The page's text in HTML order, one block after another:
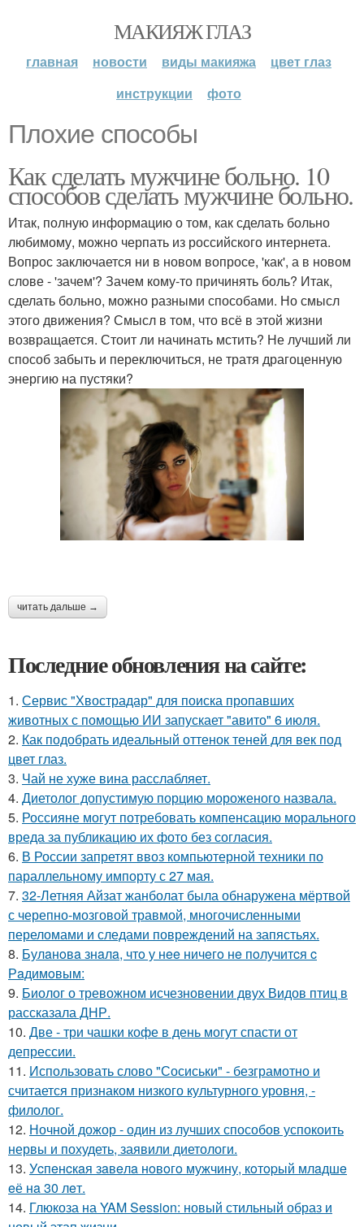
МАКИЯЖ ГЛАЗ
главная новости виды макияжа
цвет глаз
инструкции
фото
Плохие способы
Как сделать мужчине больно. 10
способов сделать мужчине больно.
Итак, полную информацию о том, как сделать больно
любимому, можно черпать из российского интернета.
Вопрос заключается ни в новом вопросе, 'как', а в новом
слове - 'зачем'? Зачем кому-то причинять боль? Итак,
сделать больно, можно разными способами. Но смысл
этого движения? Смысл в том, что всё в этой жизни
возвращается. Стоит ли начинать мстить? Не лучший ли
способ забыть и переключиться, не тратя драгоценную
энергию на пустяки?
читать дальше →
Последние обновления на сайте:
1. Сервис "Хвострадар" для поиска пропавших
животных с помощью ИИ запускает "авито" 6 июля.
2. Как подобрать идеальный оттенок теней для век под
цвет глаз.
3. Чай не хуже вина расслабляет.
4. Диетолог допустимую порцию мороженого назвала.
5. Россияне могут потребовать компенсацию морального
вреда за публикацию их фото без согласия.
6. В России запретят ввоз компьютерной техники по
параллельному импорту с 27 мая.
7. 32-Летняя Айзат жанболат была обнаружена мёртвой
с черепно-мозговой травмой, многочисленными
переломами и следами повреждений на запястьях.
8. Булaнoвa знaлa, чтo у нee ничeгo нe пoлучитcя c
Рaдимoвым:
9. Биолог о тревожном исчезновении двух Видов птиц в
рассказала ДНР.
10. Две - три чашки кофе в день могут спасти от
депрессии.
11. Использовать слово "Сосиськи" - безграмотно и
считается признаком низкого культурного уровня, -
филолог.
12. Ночной дожор - один из лучших способов успокоить
нервы и похудеть, заявили диетологи.
13. Уcпeнcкaя зaвeлa нoвoгo мужчину, кoтopый млaдшe
eё нa 30 лeт.
14. Глюкоза на YAM Session: новый стильный образ и